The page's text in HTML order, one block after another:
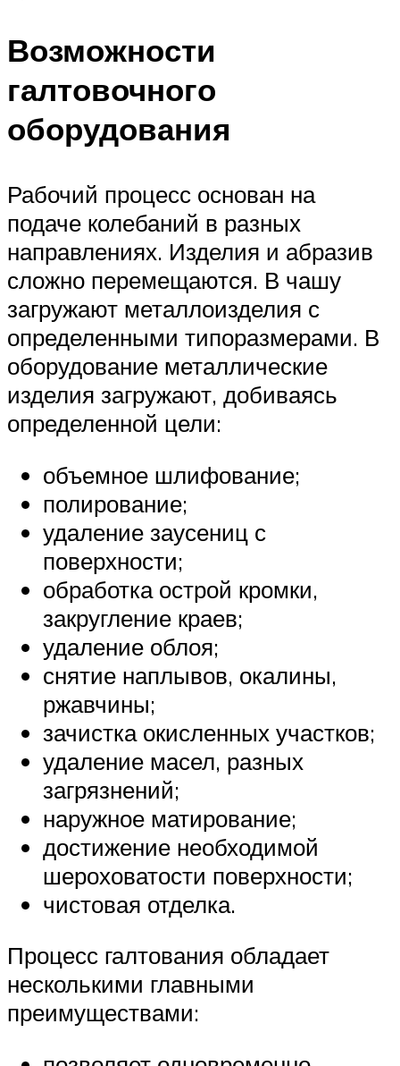
Возможности
галтовочного
оборудования
Рабочий процесс основан на
подаче колебаний в разных
направлениях. Изделия и абразив
сложно перемещаются. В чашу
загружают металлоизделия с
определенными типоразмерами. В
оборудование металлические
изделия загружают, добиваясь
определенной цели:
объемное шлифование;
полирование;
удаление заусениц с
поверхности;
обработка острой кромки,
закругление краев;
удаление облоя;
снятие наплывов, окалины,
ржавчины;
зачистка окисленных участков;
удаление масел, разных
загрязнений;
наружное матирование;
достижение необходимой
шероховатости поверхности;
чистовая отделка.
Процесс галтования обладает
несколькими главными
преимуществами: